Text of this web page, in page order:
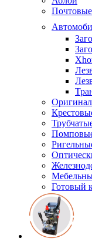
Почтовые
Готовый